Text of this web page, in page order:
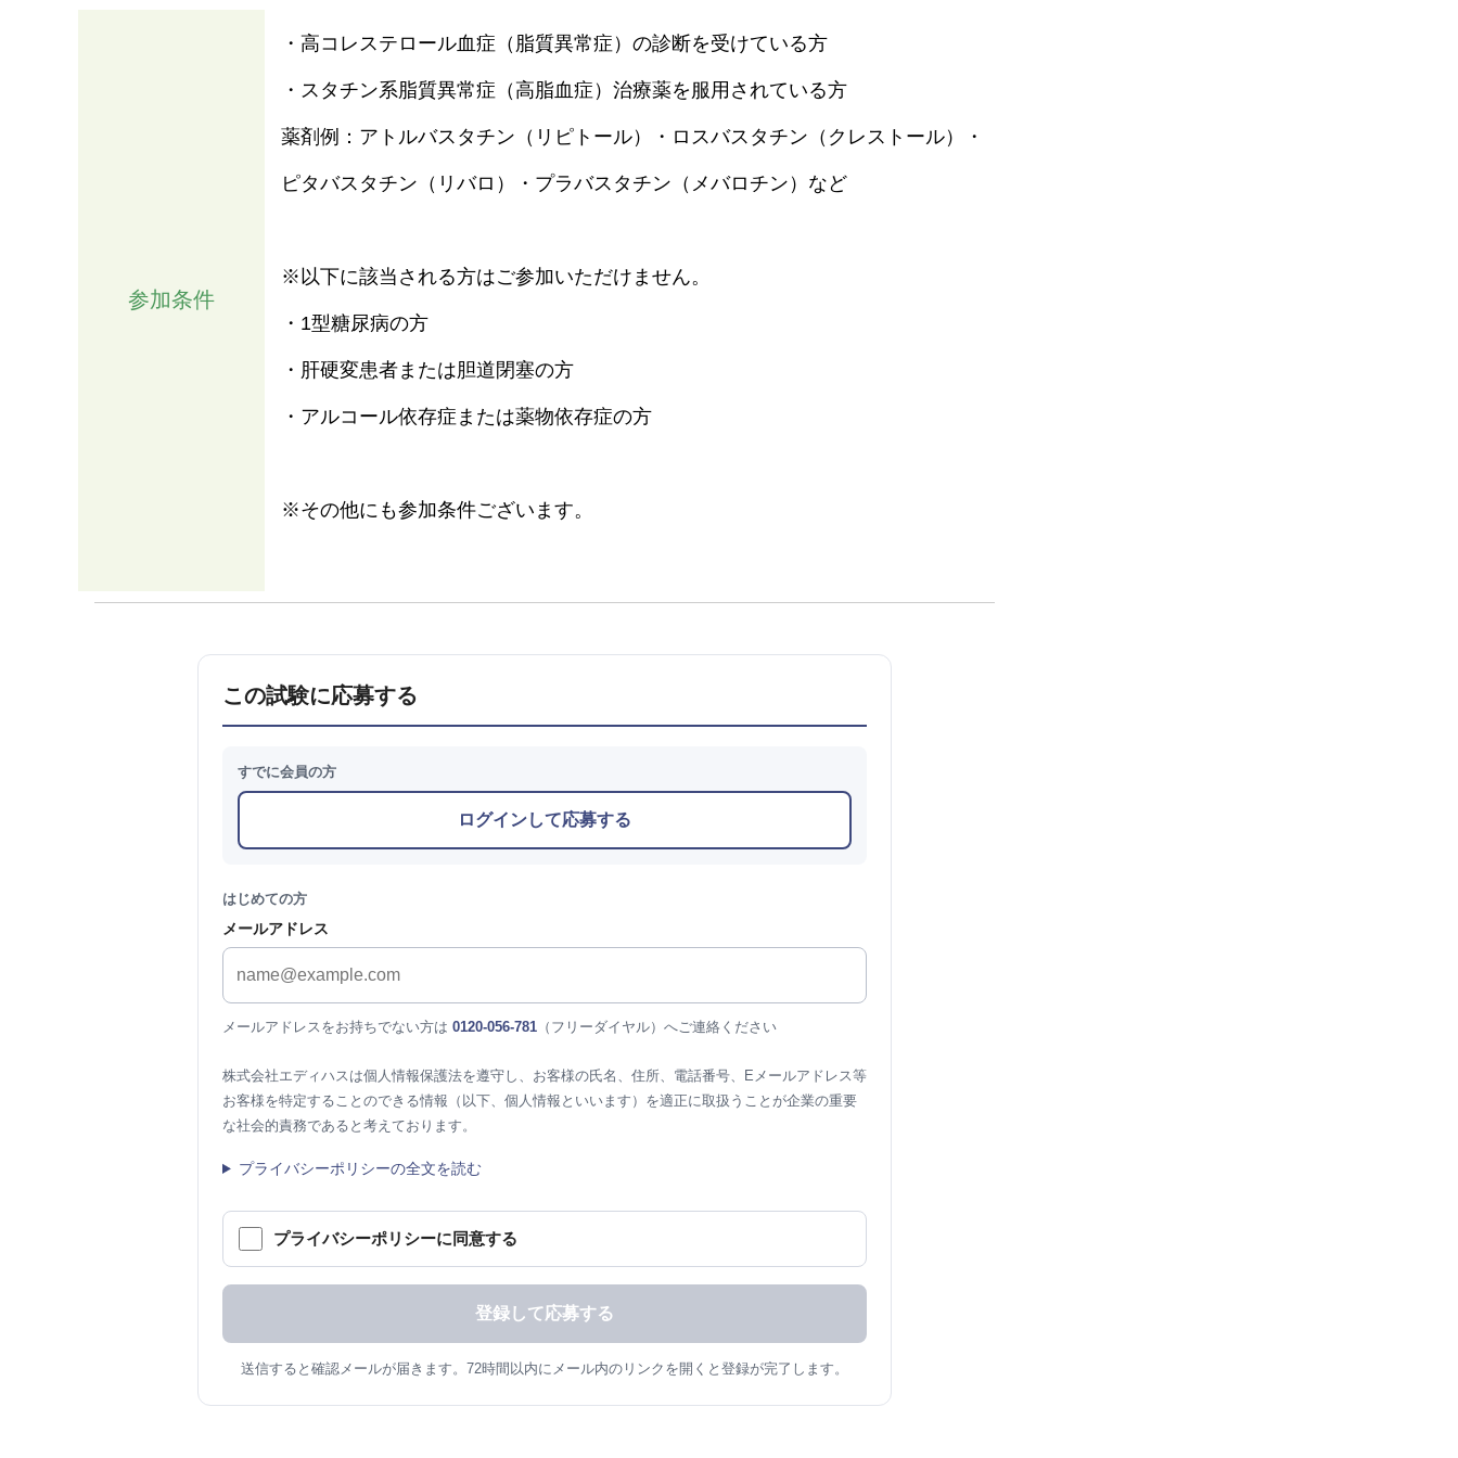
参加条件
・高コレステロール血症（脂質異常症）の診断を受けている方
・スタチン系脂質異常症（高脂血症）治療薬を服用されている方
薬剤例：アトルバスタチン（リピトール）・ロスバスタチン（クレストール）・
ピタバスタチン（リバロ）・プラバスタチン（メバロチン）など
※以下に該当される方はご参加いただけません。
・1型糖尿病の方
・肝硬変患者または胆道閉塞の方
・アルコール依存症または薬物依存症の方
※その他にも参加条件ございます。
この試験に応募する
すでに会員の方
ログインして応募する
はじめての方
メールアドレス
メールアドレスをお持ちでない方は 0120-056-781 （フリーダイヤル）へご連絡ください
株式会社エディハスは個人情報保護法を遵守し、お客様の氏名、住所、電話番号、Eメールアドレス等
お客様を特定することのできる情報（以下、個人情報といいます）を適正に取扱うことが企業の重要
な社会的責務であると考えております。
プライバシーポリシーの全文を読む
プライバシーポリシーに同意する
送信すると確認メールが届きます。72時間以内にメール内のリンクを開くと登録が完了します。